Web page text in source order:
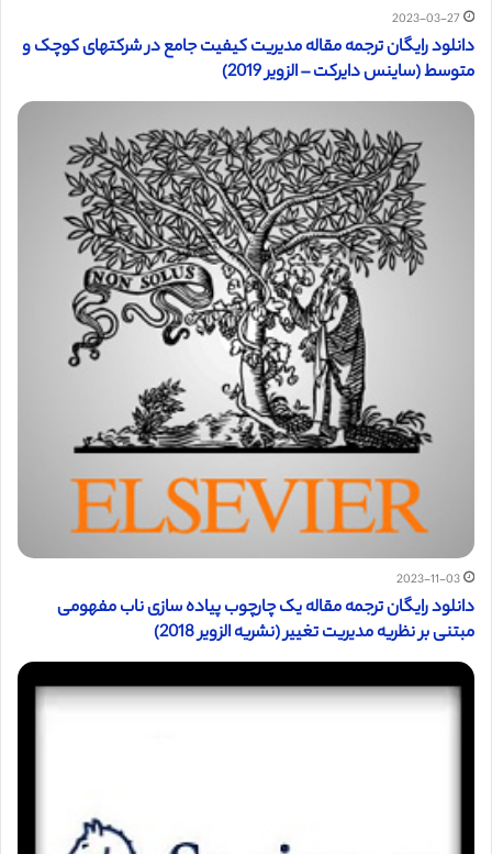
2023-03-27
دانلود رایگان ترجمه مقاله مدیریت کیفیت جامع در شرکتهای کوچک و
متوسط (ساینس دایرکت – الزویر 2019)
2023-11-03
دانلود رایگان ترجمه مقاله یک چارچوب پیاده سازی ناب مفهومی
مبتنی بر نظریه مدیریت تغییر (نشریه الزویر 2018)